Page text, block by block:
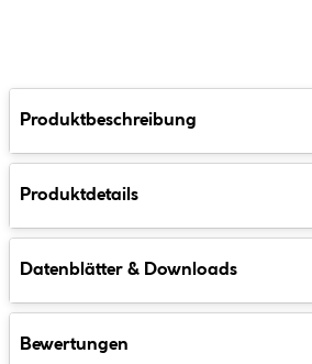
Produktbeschreibung
Produktdetails
Datenblätter & Downloads
Bewertungen